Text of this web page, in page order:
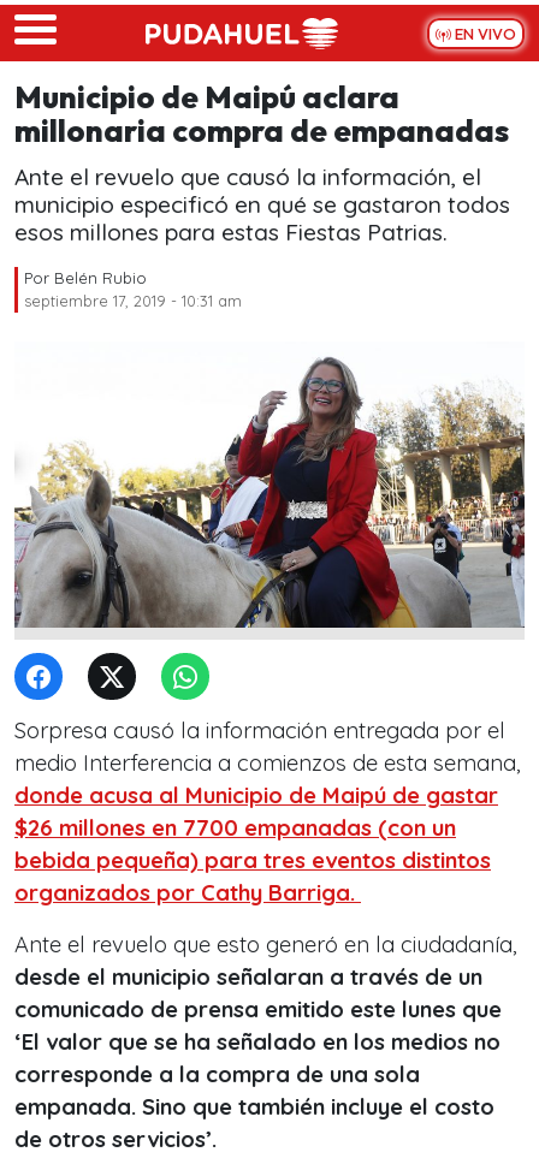
Skip to main content
EN VIVO
Municipio de Maipú aclara
millonaria compra de empanadas
Ante el revuelo que causó la información, el
municipio especificó en qué se gastaron todos
esos millones para estas Fiestas Patrias.
Por Belén Rubio
septiembre 17, 2019 - 10:31 am
Sorpresa causó la información entregada por el
medio Interferencia a comienzos de esta semana,
donde acusa al Municipio de Maipú de gastar
$26 millones en 7700 empanadas (con un
bebida pequeña) para tres eventos distintos
organizados por Cathy Barriga.
Ante el revuelo que esto generó en la ciudadanía,
desde el municipio señalaran a través de un
comunicado de prensa emitido este lunes que
‘El valor que se ha señalado en los medios no
corresponde a la compra de una sola
empanada. Sino que también incluye el costo
de otros servicios’.